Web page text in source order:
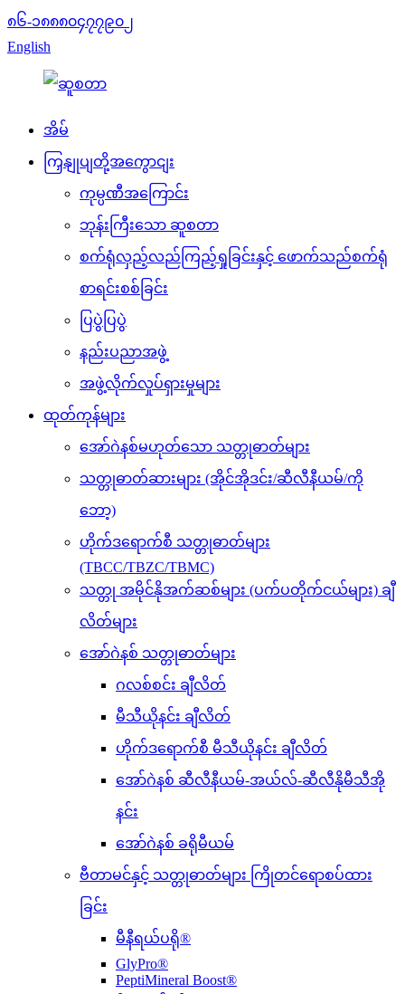
၈၆-၁၈၈၈၀၄၇၇၉၀၂
English
အိမ်
ကြှနျုပျတို့အကွောငျး
ကုမ္ပဏီအကြောင်း
ဘုန်းကြီးသော ဆူစတာ
စက်ရုံလှည့်လည်ကြည့်ရှုခြင်းနှင့် ဖောက်သည်စက်ရုံ
စာရင်းစစ်ခြင်း
ပြပွဲပြပွဲ
နည်းပညာအဖွဲ့
အဖွဲ့လိုက်လှုပ်ရှားမှုများ
ထုတ်ကုန်များ
အော်ဂဲနစ်မဟုတ်သော သတ္တုဓာတ်များ
သတ္တုဓာတ်ဆားများ (အိုင်အိုဒင်း/ဆီလီနီယမ်/ကို
ဘော့)
ဟိုက်ဒရောက်စီ သတ္တုဓာတ်များ
(TBCC/TBZC/TBMC)
သတ္တု အမိုင်နိုအက်ဆစ်များ (ပက်ပတိုက်ငယ်များ) ချီ
လိတ်များ
အော်ဂဲနစ် သတ္တုဓာတ်များ
ဂလစ်စင်း ချီလိတ်
မီသီယိုနင်း ချီလိတ်
ဟိုက်ဒရောက်စီ မီသီယိုနင်း ချီလိတ်
အော်ဂဲနစ် ဆီလီနီယမ်-အယ်လ်-ဆီလီနိုမီသီအို
နင်း
အော်ဂဲနစ် ခရိုမီယမ်
ဗီတာမင်နှင့် သတ္တုဓာတ်များ ကြိုတင်ရောစပ်ထား
ခြင်း
မီနီရယ်ပရို®
GlyPro®
PeptiMineral Boost®